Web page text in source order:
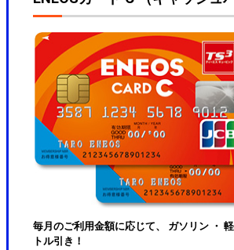
毎月のご利用金額に応じて、 ガソリン ・
トル引き！